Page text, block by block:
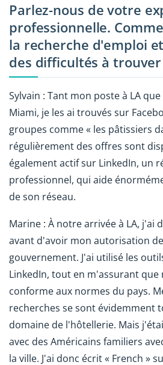
Parlez-nous de votre
professionnelle.
la recherche d'emploi
des difficultés à trouver
Sylvain : Tant mon poste à LA
Miami, je les ai trouvés sur
groupes comme « les pâtissiers
régulièrement des offres sont
également actif sur LinkedIn, un
professionnel, qui aide
de son réseau.
Marine : À notre arrivée à LA, j'ai
avant d'avoir mon autorisation
gouvernement. J'ai utilisé les
LinkedIn, tout en m'assurant que
conforme aux normes du pays.
recherches se sont évidemment
domaine de l'hôtellerie. Mais
avec des Américains familiers
la ville. J'ai donc écrit « French »